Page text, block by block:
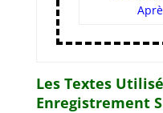
Les Textes
Enregistrement